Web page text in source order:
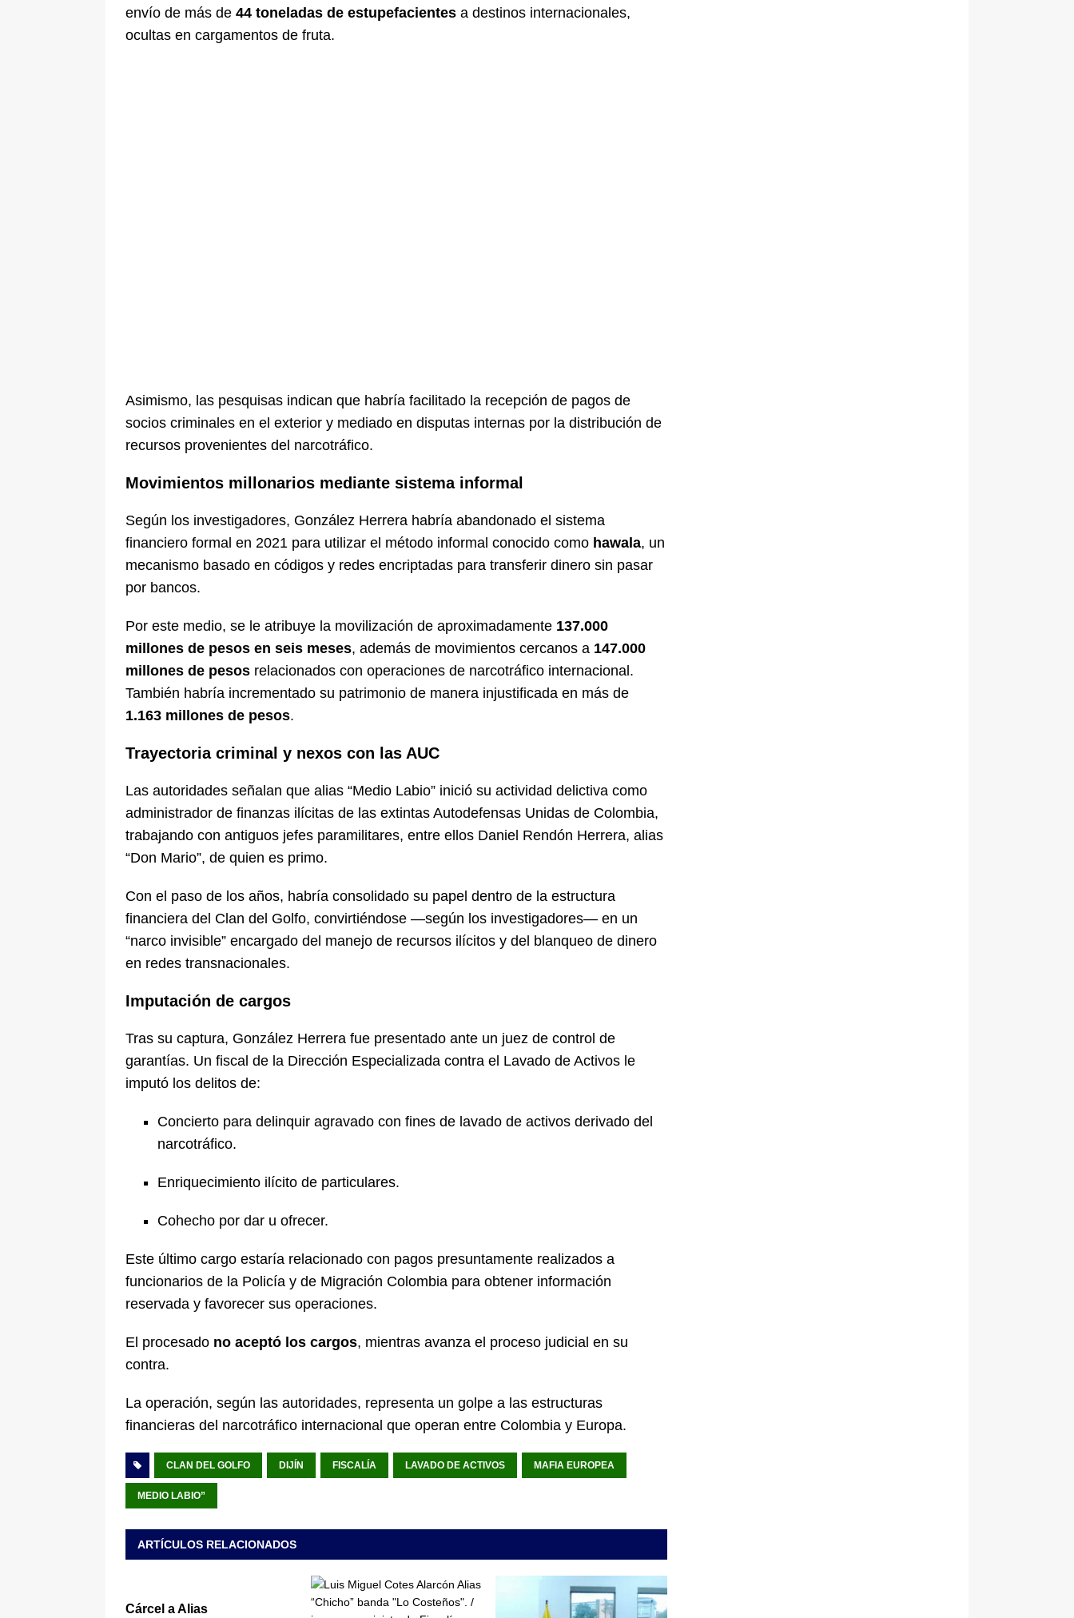
envío de más de 44 toneladas de estupefacientes a destinos internacionales,
ocultas en cargamentos de fruta.
Asimismo, las pesquisas indican que habría facilitado la recepción de pagos de
socios criminales en el exterior y mediado en disputas internas por la distribución de
recursos provenientes del narcotráfico.
Movimientos millonarios mediante sistema informal
Según los investigadores, González Herrera habría abandonado el sistema
financiero formal en 2021 para utilizar el método informal conocido como hawala, un
mecanismo basado en códigos y redes encriptadas para transferir dinero sin pasar
por bancos.
Por este medio, se le atribuye la movilización de aproximadamente 137.000
millones de pesos en seis meses, además de movimientos cercanos a 147.000
millones de pesos relacionados con operaciones de narcotráfico internacional.
También habría incrementado su patrimonio de manera injustificada en más de
1.163 millones de pesos.
Trayectoria criminal y nexos con las AUC
Las autoridades señalan que alias “Medio Labio” inició su actividad delictiva como
administrador de finanzas ilícitas de las extintas Autodefensas Unidas de Colombia,
trabajando con antiguos jefes paramilitares, entre ellos Daniel Rendón Herrera, alias
“Don Mario”, de quien es primo.
Con el paso de los años, habría consolidado su papel dentro de la estructura
financiera del Clan del Golfo, convirtiéndose —según los investigadores— en un
“narco invisible” encargado del manejo de recursos ilícitos y del blanqueo de dinero
en redes transnacionales.
Imputación de cargos
Tras su captura, González Herrera fue presentado ante un juez de control de
garantías. Un fiscal de la Dirección Especializada contra el Lavado de Activos le
imputó los delitos de:
Concierto para delinquir agravado con fines de lavado de activos derivado del
narcotráfico.
Enriquecimiento ilícito de particulares.
Cohecho por dar u ofrecer.
Este último cargo estaría relacionado con pagos presuntamente realizados a
funcionarios de la Policía y de Migración Colombia para obtener información
reservada y favorecer sus operaciones.
El procesado no aceptó los cargos, mientras avanza el proceso judicial en su
contra.
La operación, según las autoridades, representa un golpe a las estructuras
financieras del narcotráfico internacional que operan entre Colombia y Europa.
CLAN DEL GOLFO DIJÍN FISCALÍA LAVADO DE ACTIVOS MAFIA EUROPEA
MEDIO LABIO”
ARTÍCULOS RELACIONADOS
Cárcel a Alias